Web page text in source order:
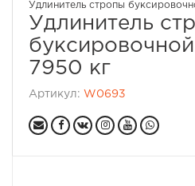
Удлинитель стропы
Удлинитель
7950 кг
Артикул: W0693